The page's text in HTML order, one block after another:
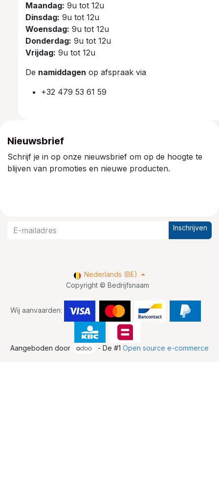
Maandag: 9u tot 12u
Dinsdag: 9u tot 12u
Woensdag: 9u tot 12u
Donderdag: 9u tot 12u
Vrijdag: 9u tot 12u
De namiddagen op afspraak via
+32 479 53 61 59
Nieuwsbrief
Schrijf je in op onze nieuwsbrief om op de hoogte te
blijven van promoties en nieuwe producten.
Inschrijven
Copyright © Bedrijfsnaam
Wij aanvaarden:
Nederlands (BE)
Aangeboden door - De #1Open source e-commerce